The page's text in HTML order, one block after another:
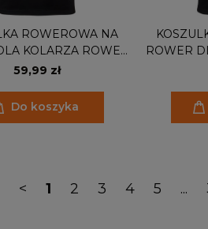
ROWEROWA NA
KOLARZA ROWER
IS RIDING
59,99 zł
Do koszyka
ROWER
< 1 2 3 4 5 ...